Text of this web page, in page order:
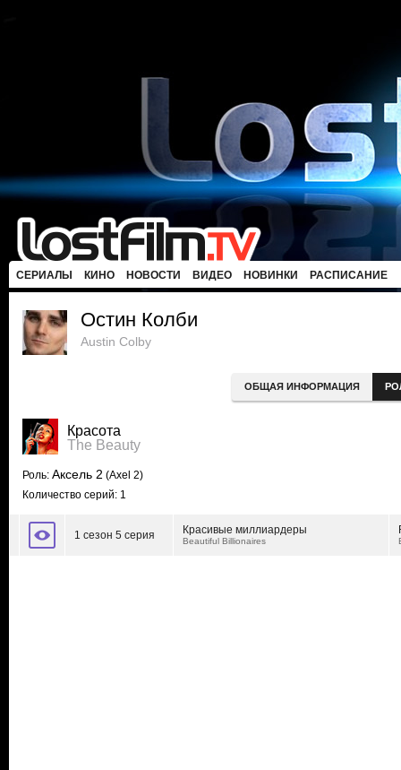
СЕРИАЛЫ КИНО НОВОСТИ ВИДЕО НОВИНКИ РАСПИСАНИЕ
Остин Колби
Austin Colby
ОБЩАЯ ИНФОРМАЦИЯ
Красота
The Beauty
Роль: Аксель 2 (Axel 2)
Количество серий: 1
1 сезон 5 серия Красивые миллиардеры
Beautiful Billionaires